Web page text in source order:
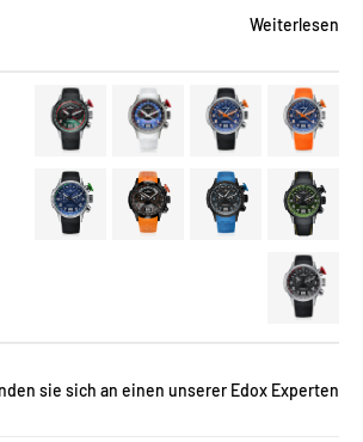
Weiterlesen
sie sich an einen unserer Edox Experten